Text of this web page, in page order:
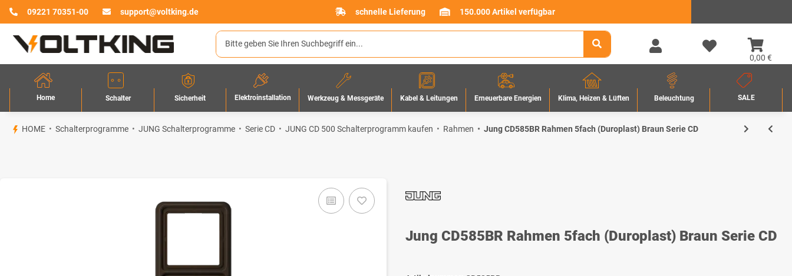
09221 70351-00 support@voltking.de schnelle Lieferung 150.000 Artikel verfügbar
0,00 €
Home Schalter Sicherheit Elektroinstallation Werkzeug & Messgeräte Kabel & Leitungen Erneuerbare Energien Klima, Heizen & Lüften Beleuchtung SALE
HOME Schalterprogramme JUNG Schalterprogramme Serie CD JUNG CD 500 Schalterprogramm kaufen Rahmen Jung CD585BR Rahmen 5fach (Duroplast) Braun Serie CD
Jung CD585BR Rahmen 5fach (Duroplast) Braun Serie CD